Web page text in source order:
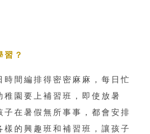
習？
時間編排得密密麻麻，每日忙
稚園要上補習班，即使放暑
子在暑假無所事事，都會安排
樣的興趣班和補習班，讓孩子